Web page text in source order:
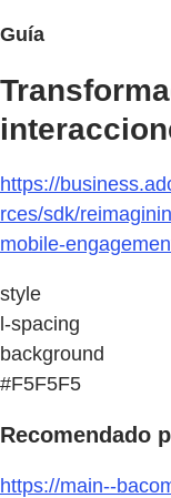
Guía
https://
rces/sdk/
mobile-
style
l-spacing
background
#F5F5F5
Recomendado
https://main--